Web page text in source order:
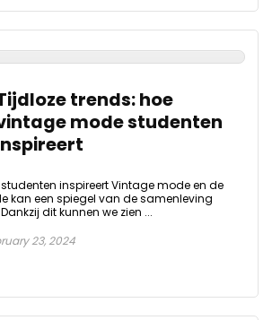
trends: hoe
mode studenten
inspireert Vintage mode en de
kan een spiegel van de samenleving
dit kunnen we zien ...
23, 2024